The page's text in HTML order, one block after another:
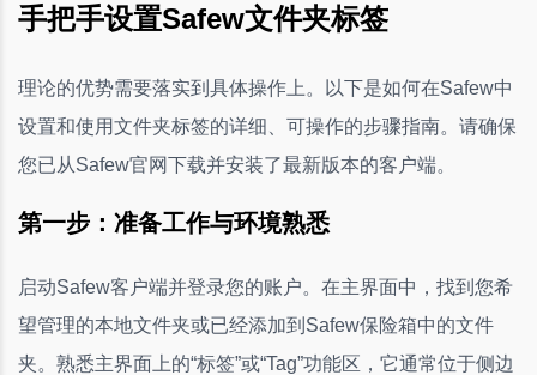
手把手设置Safew文件夹标签
理论的优势需要落实到具体操作上。以下是如何在Safew中
设置和使用文件夹标签的详细、可操作的步骤指南。请确保
您已从Safew官网下载并安装了最新版本的客户端。
第一步：准备工作与环境熟悉
启动Safew客户端并登录您的账户。在主界面中，找到您希
望管理的本地文件夹或已经添加到Safew保险箱中的文件
夹。熟悉主界面上的“标签”或“Tag”功能区，它通常位于侧边